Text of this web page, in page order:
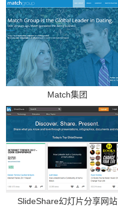
Match集团
SlideShare幻灯片分享网站